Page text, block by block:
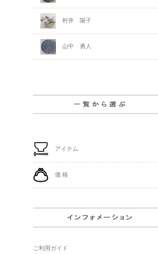
村井 陽子
山中 勇人
アイテム
価 格
ご利用ガイド